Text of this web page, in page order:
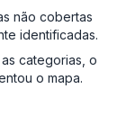
não cobertas
identificadas.
categorias, o
o mapa.